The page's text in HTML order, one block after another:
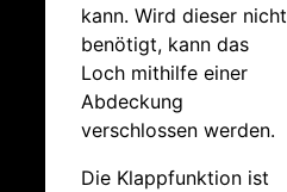
kann. Wird dieser nicht
benötigt, kann das
Loch mithilfe einer
Abdeckung
verschlossen werden.
Die Klappfunktion ist